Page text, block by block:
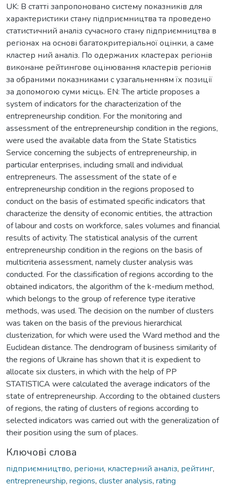
UK: В статті запропоновано систему показників для
характеристики стану підприємництва та проведено
статистичний аналіз сучасного стану підприємництва в
регіонах на основі багатокритеріальної оцінки, а саме
кластер ний аналіз. По одержаних кластерах регіонів
виконане рейтингове оцінювання кластерів регіонів
за обраними показниками с узагальненням їх позиції
за допомогою суми місць. EN: The article proposes a
system of indicators for the characterization of the
entrepreneurship condition. For the monitoring and
assessment of the entrepreneurship condition in the regions,
were used the available data from the State Statistics
Service concerning the subjects of entrepreneurship, in
particular enterprises, including small and individual
entrepreneurs. The assessment of the state of e
entrepreneurship condition in the regions proposed to
conduct on the basis of estimated specific indicators that
characterize the density of economic entities, the attraction
of labour and costs on workforce, sales volumes and financial
results of activity. The statistical analysis of the current
entrepreneurship condition in the regions on the basis of
multicriteria assessment, namely cluster analysis was
conducted. For the classification of regions according to the
obtained indicators, the algorithm of the k-medium method,
which belongs to the group of reference type iterative
methods, was used. The decision on the number of clusters
was taken on the basis of the previous hierarchical
clusterization, for which were used the Ward method and the
Euclidean distance. The dendrogram of business similarity of
the regions of Ukraine has shown that it is expedient to
allocate six clusters, in which with the help of РР
STATISTICA were calculated the average indicators of the
state of entrepreneurship. According to the obtained clusters
of regions, the rating of clusters of regions according to
selected indicators was carried out with the generalization of
their position using the sum of places.
Ключові слова
підприємництво, регіони, кластерний аналіз, рейтинг,
entrepreneurship, regions, cluster analysis, rating